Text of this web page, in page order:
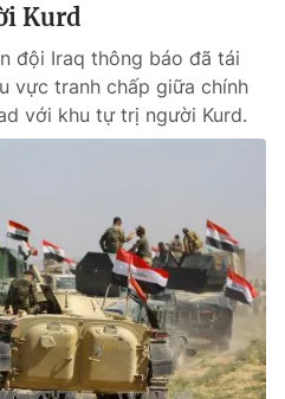
Kurd
đội Iraq thông báo đã tái
vực tranh chấp giữa chính
với khu tự trị người Kurd.